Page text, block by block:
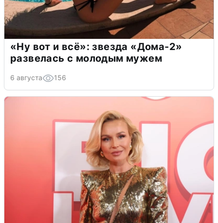
«Ну вот и всё»: звезда «Дома-2»
развелась с молодым мужем
6 августа 156